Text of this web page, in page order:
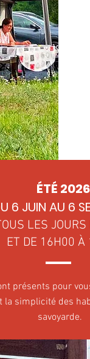
ÉTÉ 2026
6 JUIN AU 6
LES
ET DE 16H00 À
présents pour
la simplicité des
savoyarde.